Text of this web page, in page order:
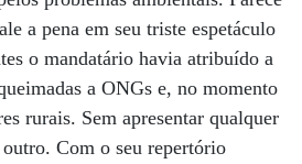
a pena em seu triste espetáculo
o mandatário havia atribuído a
a ONGs e, no momento
rurais. Sem apresentar qualquer
Com o seu repertório